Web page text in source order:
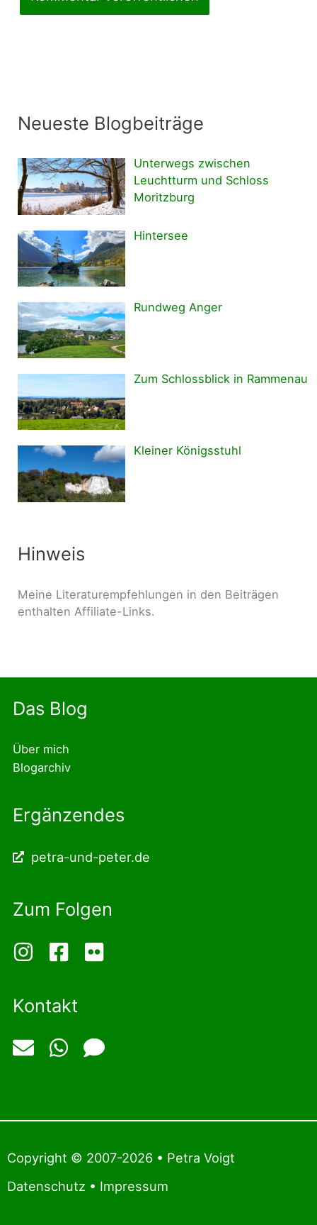
Neueste Blogbeiträge
Unterwegs zwischen
Leuchtturm und Schloss
Moritzburg
Hintersee
Rundweg Anger
Zum Schlossblick in Rammenau
Kleiner Königsstuhl
Hinweis
Meine Literaturempfehlungen in den Beiträgen
enthalten Affiliate-Links.
Das Blog
Über mich
Blogarchiv
Ergänzendes
petra-und-peter.de
Zum Folgen
Kontakt
Copyright © 2007-2026 • Petra Voigt
Datenschutz • Impressum